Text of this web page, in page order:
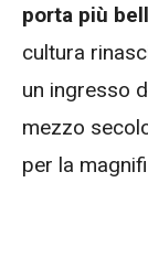
porta più
cultura
un ingresso
mezzo
per la